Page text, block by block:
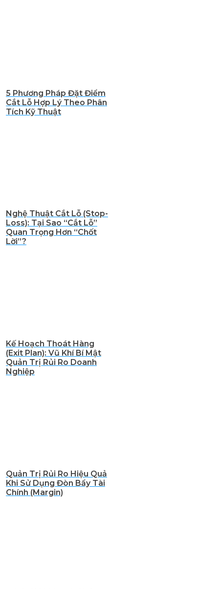
5 Phương Pháp Đặt Điểm
Cắt Lỗ Hợp Lý Theo Phân
Tích Kỹ Thuật
Nghệ Thuật Cắt Lỗ (Stop-
Loss): Tại Sao “Cắt Lỗ”
Quan Trọng Hơn “Chốt
Lời”?
Kế Hoạch Thoát Hàng
(Exit Plan): Vũ Khí Bí Mật
Quản Trị Rủi Ro Doanh
Nghiệp
Quản Trị Rủi Ro Hiệu Quả
Khi Sử Dụng Đòn Bẩy Tài
Chính (Margin)